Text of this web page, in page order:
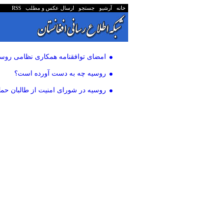
خانه آرشیو جستجو ارسال عکس و مطلب RSS
امضای توافقنامه همکاری نظامی
روسیه چه به دست آورده است؟
روسیه در شورای امنیت از طالبان